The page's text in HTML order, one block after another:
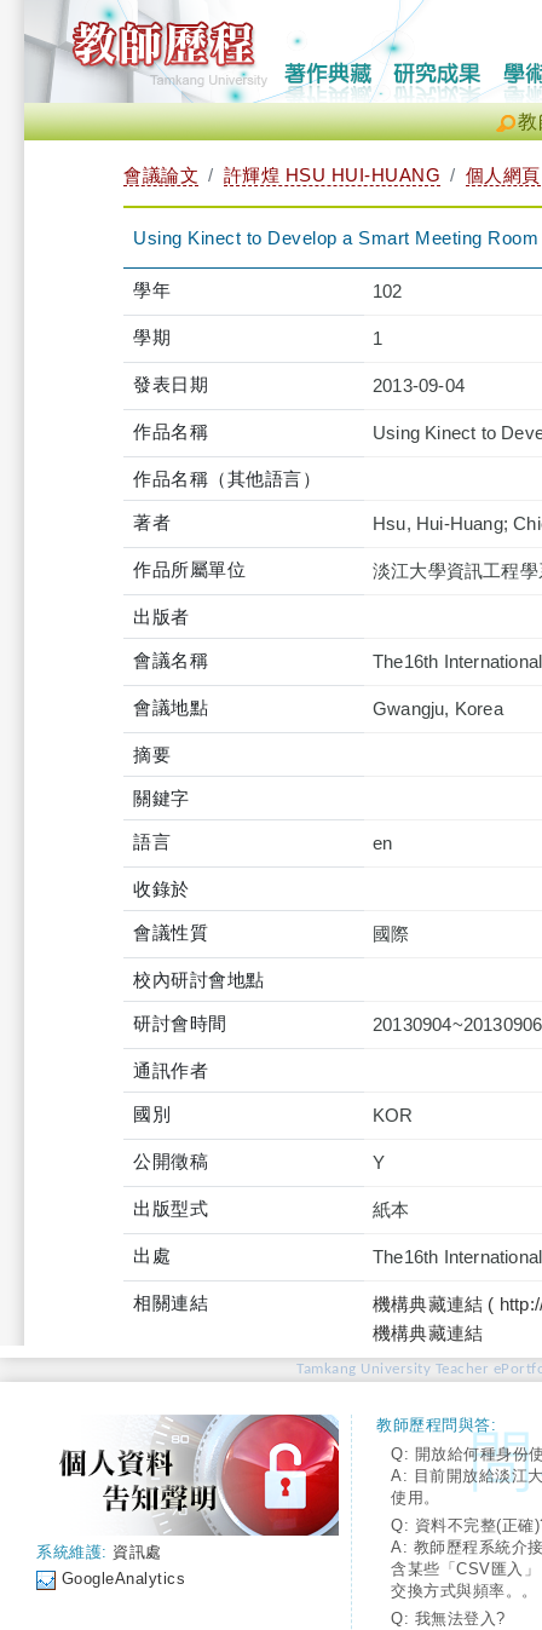
教
會議論文 許輝煌 HSU HUI-HUANG 個人網頁
Using Kinect to Develop a Smart Meeting Room
學年 102
學期 1
發表日期 2013-09-04
作品名稱 Using Kinect to
作品名稱（其他語言）
著者 Hsu, Hui-Huang;
作品所屬單位 淡江大學資訊工程學
出版者
會議名稱 The16th
會議地點 Gwangju, Korea
摘要
關鍵字
語言 en
收錄於
會議性質 國際
校內研討會地點
研討會時間 20130904~20130906
通訊作者
國別 KOR
公開徵稿 Y
出版型式 紙本
出處 The16th
相關連結
機構典藏連結 (
機構典藏連結
Tamkang University Teacher
系統維護: 資訊處
GoogleAnalytics
教師歷程問與答:
Q: 開放給何種身份
A: 目前開放給淡江
使用。
Q: 資料不完整(正確
A: 教師歷程系統介
含某些「CSV匯入
交換方式與頻率。。
Q: 我無法登入?